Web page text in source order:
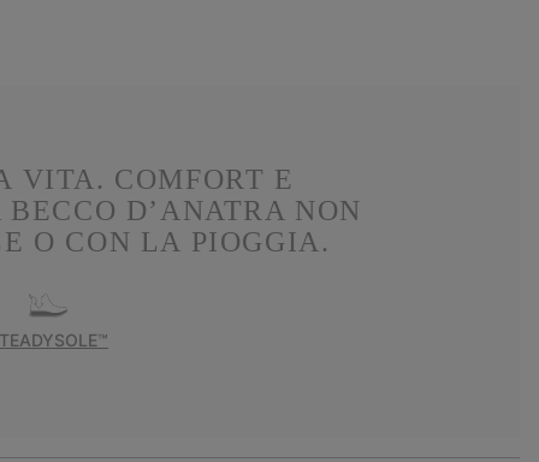
VITA. COMFORT E
D’ANATRA NON
O CON LA PIOGGIA.